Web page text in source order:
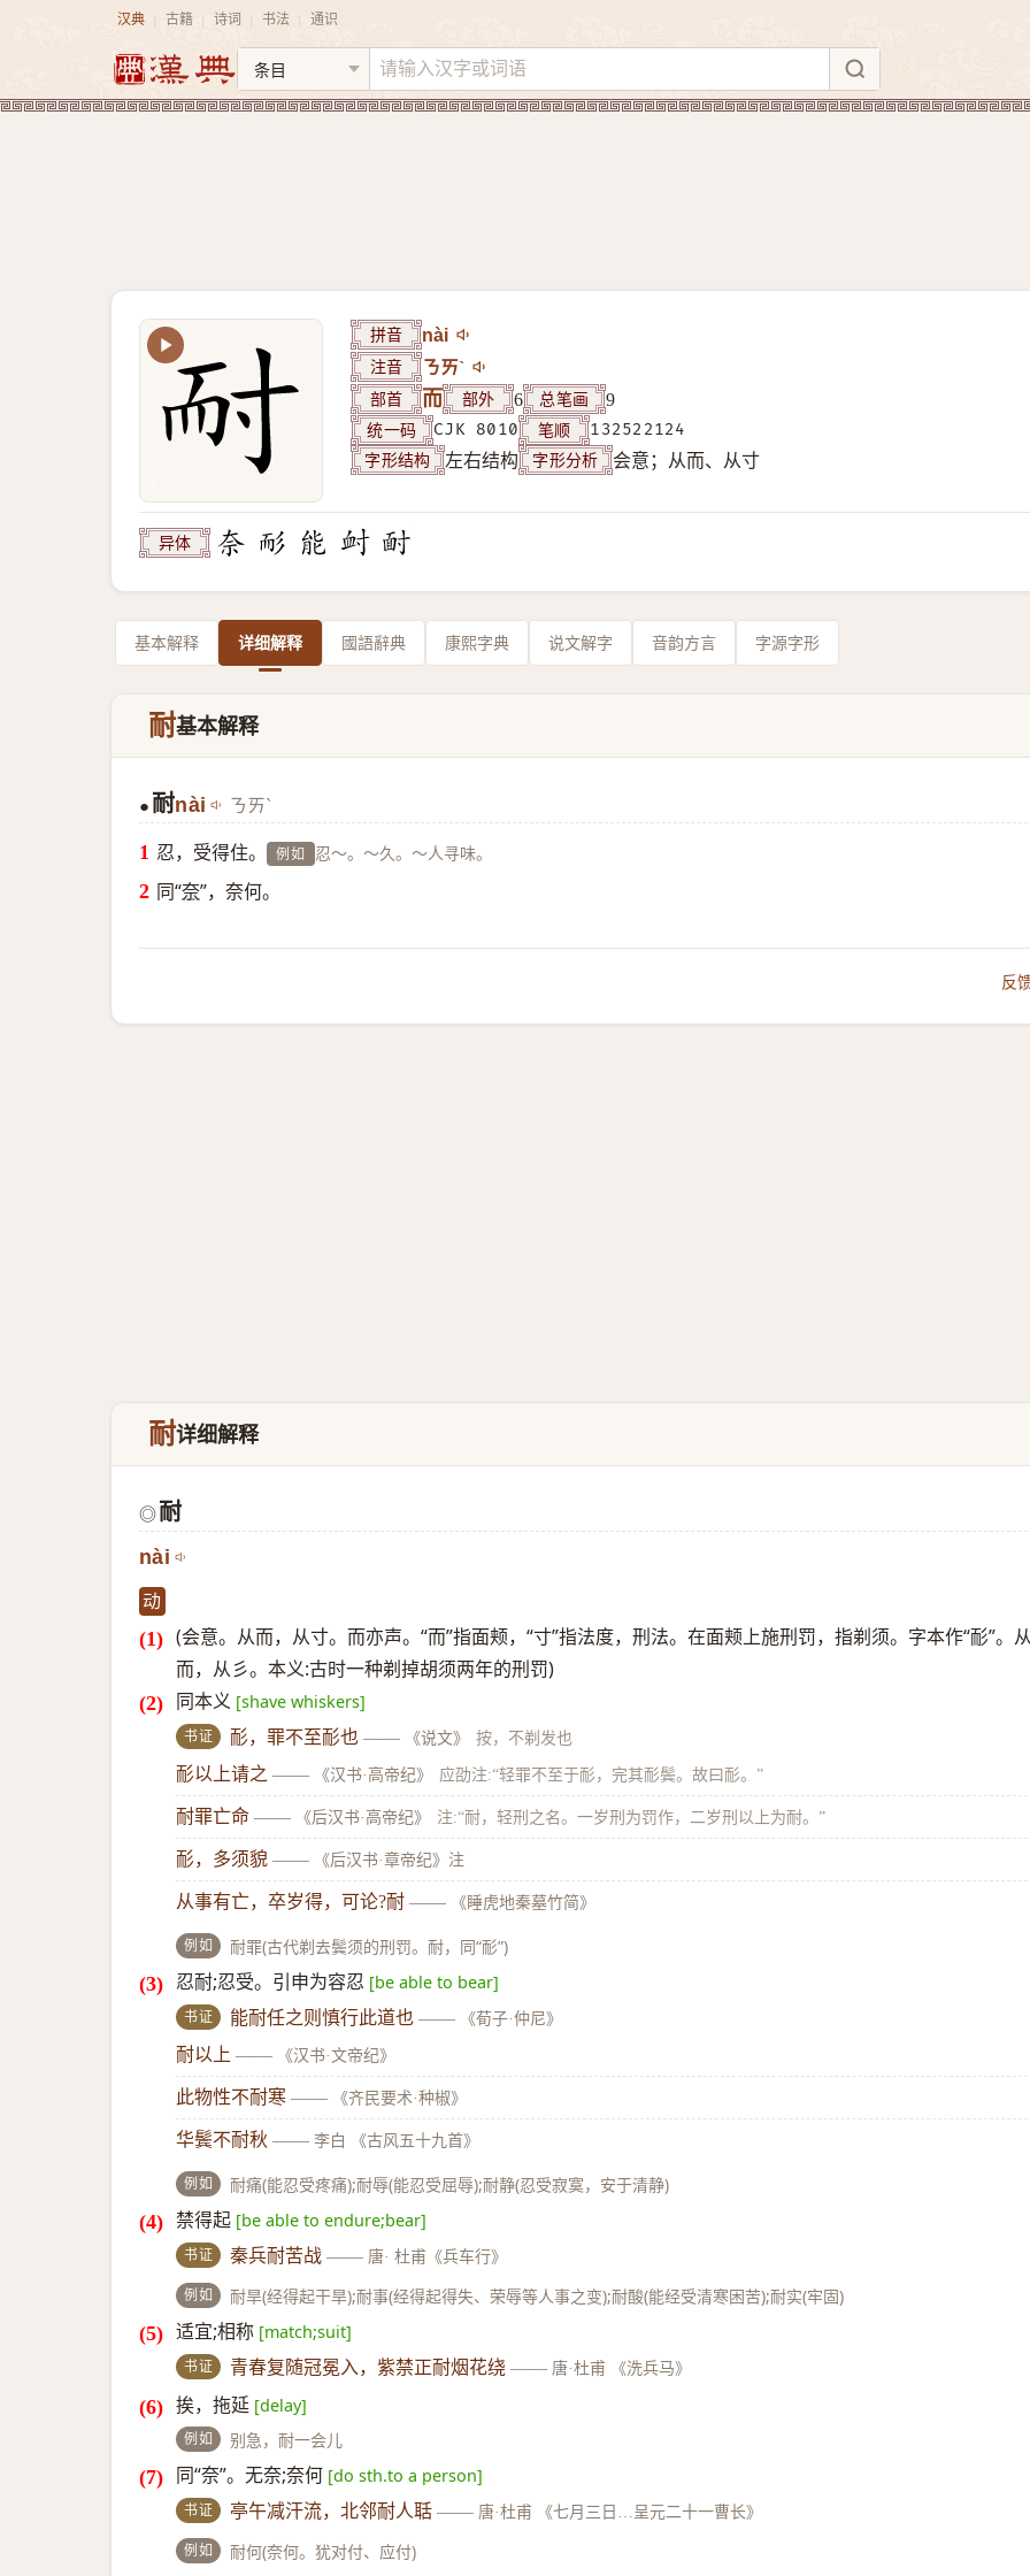
汉典 古籍 诗词 书法 通识
拼音 nài
注音 ㄋㄞˋ
部首 而 部外 6 总笔画 9
统一码 CJK 8010 笔顺 132522124
字形结构 左右结构 字形分析 会意；从而、从寸
异体
基本解释 详细解释 國語辭典 康熙字典 说文解字 音韵方言 字源字形
耐基本解释
● 耐nài ㄋㄞˋ
忍，受得住。 例如 忍～。～久。～人寻味。
同“奈”，奈何。
反
耐详细解释
◎耐
nài
动
(会意。从而，从寸。而亦声。“而”指面颊，“寸”指法度，刑法。在面颊上施刑罚，指剃须。字本作“耏”。
而，从彡。本义:古时一种剃掉胡须两年的刑罚)
同本义 [shave whiskers]
书证 耏，罪不至耏也 —— 《说文》 按，不剃发也
耏以上请之 —— 《汉书·高帝纪》 应劭注:“轻罪不至于耏，完其耏鬓。故曰耏。”
耐罪亡命 —— 《后汉书·高帝纪》 注:“耐，轻刑之名。一岁刑为罚作，二岁刑以上为耐。”
耏，多须貌 —— 《后汉书·章帝纪》注
从事有亡，卒岁得，可论?耐 —— 《睡虎地秦墓竹简》
例如 耐罪(古代剃去鬓须的刑罚。耐，同“耏”)
忍耐;忍受。引申为容忍 [be able to bear]
书证 能耐任之则慎行此道也 —— 《荀子·仲尼》
耐以上 —— 《汉书·文帝纪》
此物性不耐寒 —— 《齐民要术·种椒》
华鬓不耐秋 —— 李白 《古风五十九首》
例如 耐痛(能忍受疼痛);耐辱(能忍受屈辱);耐静(忍受寂寞，安于清静)
禁得起 [be able to endure;bear]
书证 秦兵耐苦战 —— 唐· 杜甫《兵车行》
例如 耐旱(经得起干旱);耐事(经得起得失、荣辱等人事之变);耐酸(能经受清寒困苦);耐实(牢固)
适宜;相称 [match;suit]
书证 青春复随冠冕入，紫禁正耐烟花绕 —— 唐·杜甫 《洗兵马》
挨，拖延 [delay]
例如 别急，耐一会儿
同“奈”。无奈;奈何 [do sth.to a person]
书证 亭午减汗流，北邻耐人聒 —— 唐·杜甫 《七月三日…呈元二十一曹长》
例如 耐何(奈何。犹对付、应付)